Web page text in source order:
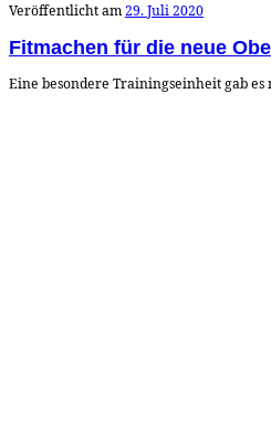
Veröffentlicht am29. Juli 2020
Fitmachen für die neue
Eine besondere Trainingseinheit gab